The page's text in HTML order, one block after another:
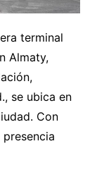
terminal
Almaty,
se ubica en
Con